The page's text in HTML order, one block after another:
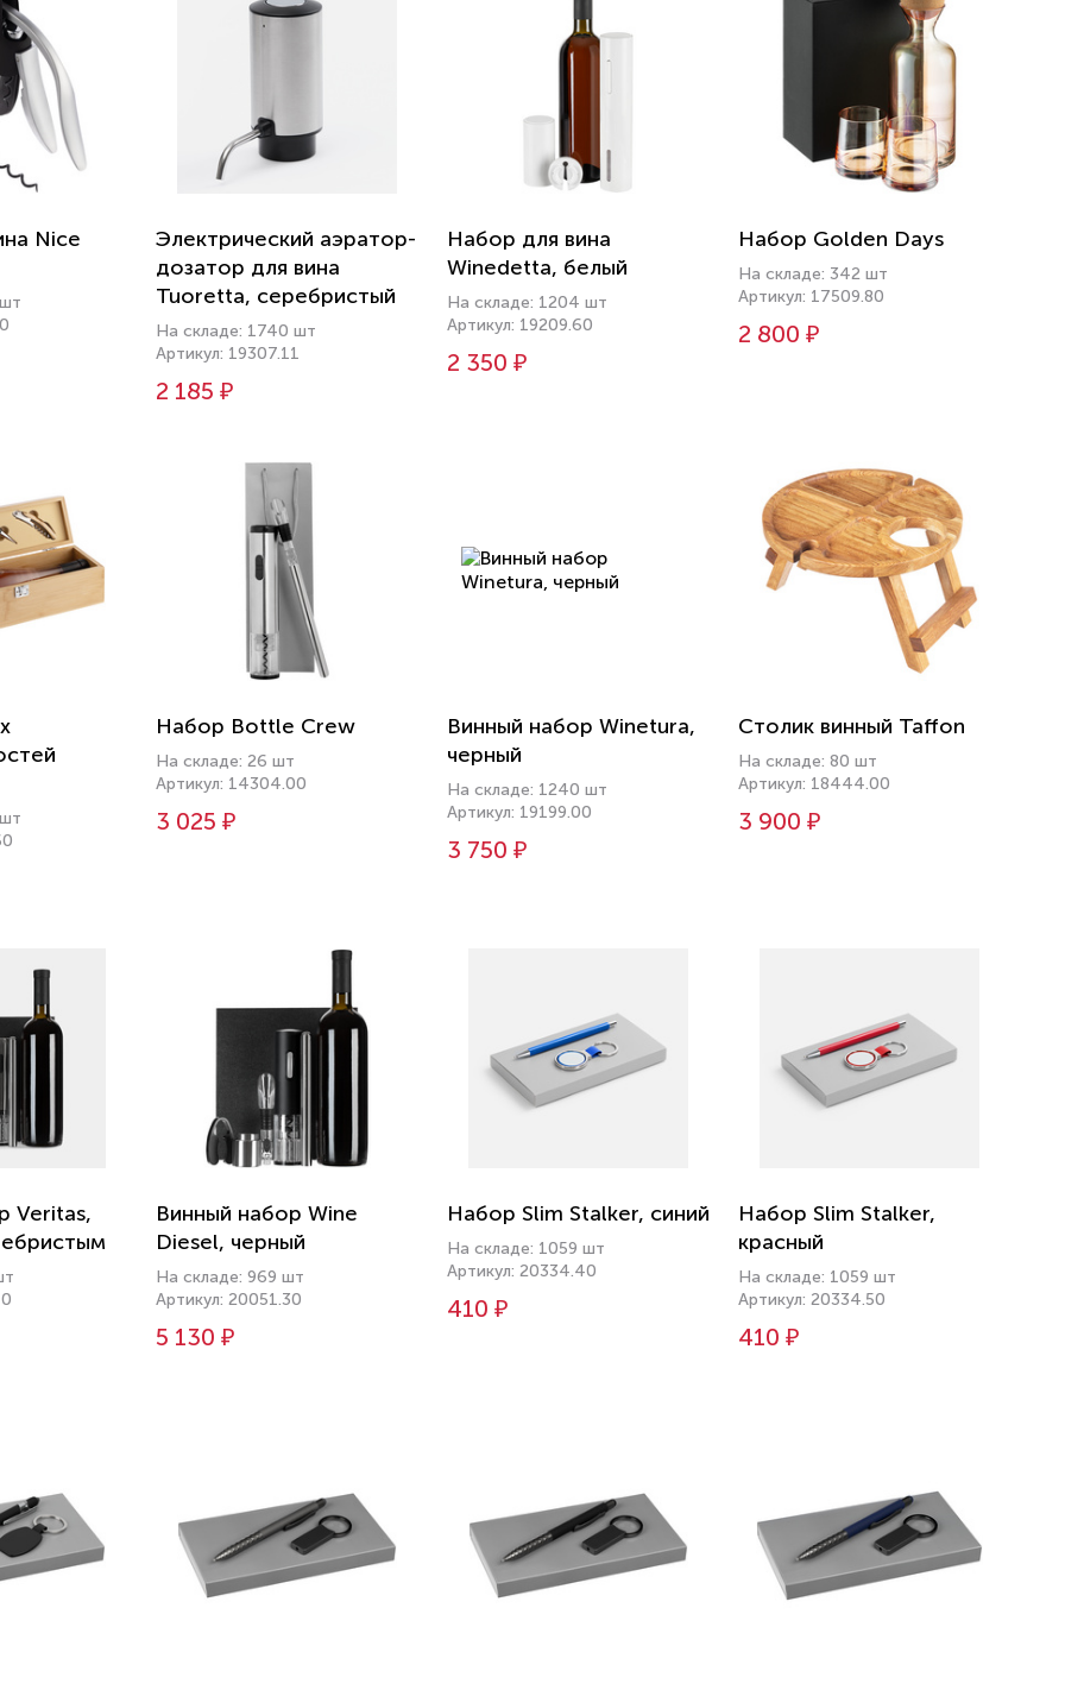
Nice
Электрический аэратор-
дозатор для вина
Tuoretta, серебристый
На складе: 1740 шт
Артикул: 19307.11
2 185 ₽
Набор для вина
Winedetta, белый
На складе: 1204 шт
Артикул: 19209.60
2 350 ₽
Набор Golden Days
На складе: 342 шт
Артикул: 17509.80
2 800 ₽
Набор Bottle Crew
На складе: 26 шт
Артикул: 14304.00
3 025 ₽
Винный набор Winetura,
черный
На складе: 1240 шт
Артикул: 19199.00
3 750 ₽
Столик винный Taffon
На складе: 80 шт
Артикул: 18444.00
3 900 ₽
Veritas,
Винный набор Wine
Diesel, черный
На складе: 969 шт
Артикул: 20051.30
5 130 ₽
Набор Slim Stalker, синий
На складе: 1059 шт
Артикул: 20334.40
410 ₽
Набор Slim Stalker,
красный
На складе: 1059 шт
Артикул: 20334.50
410 ₽